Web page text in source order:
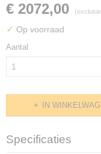
€ 2072,00
✓ Op voorraad
Aantal
IN
Specificaties